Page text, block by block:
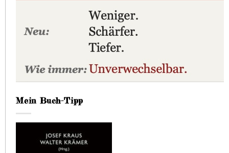
Mein Buch-Tipp